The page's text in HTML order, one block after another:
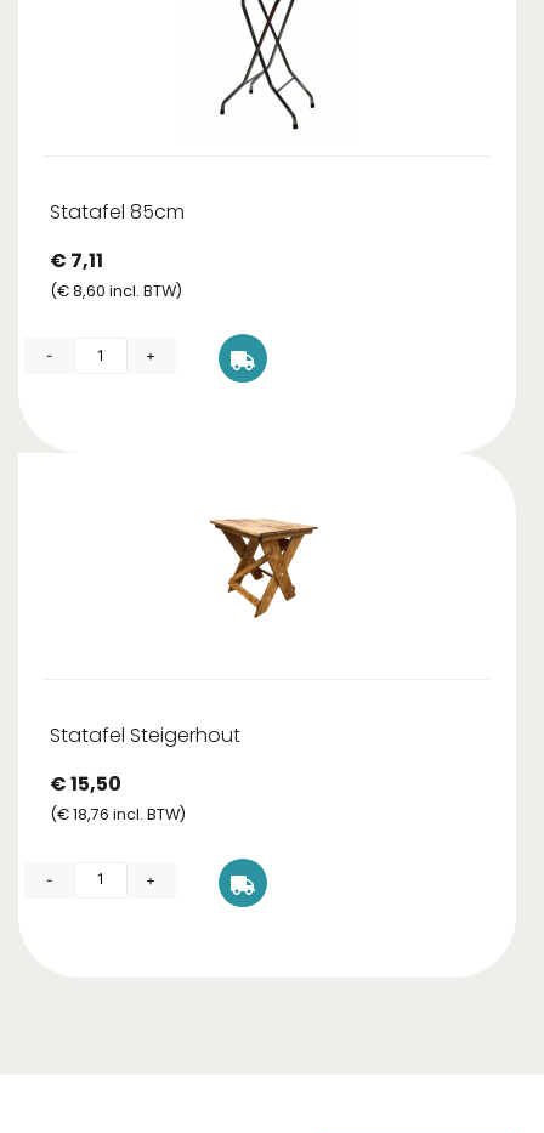
Statafel 85cm
€ 7,11
(€8,60 incl. BTW)
- +
Statafel Steigerhout
€15,50
(€18,76 incl. BTW)
- +